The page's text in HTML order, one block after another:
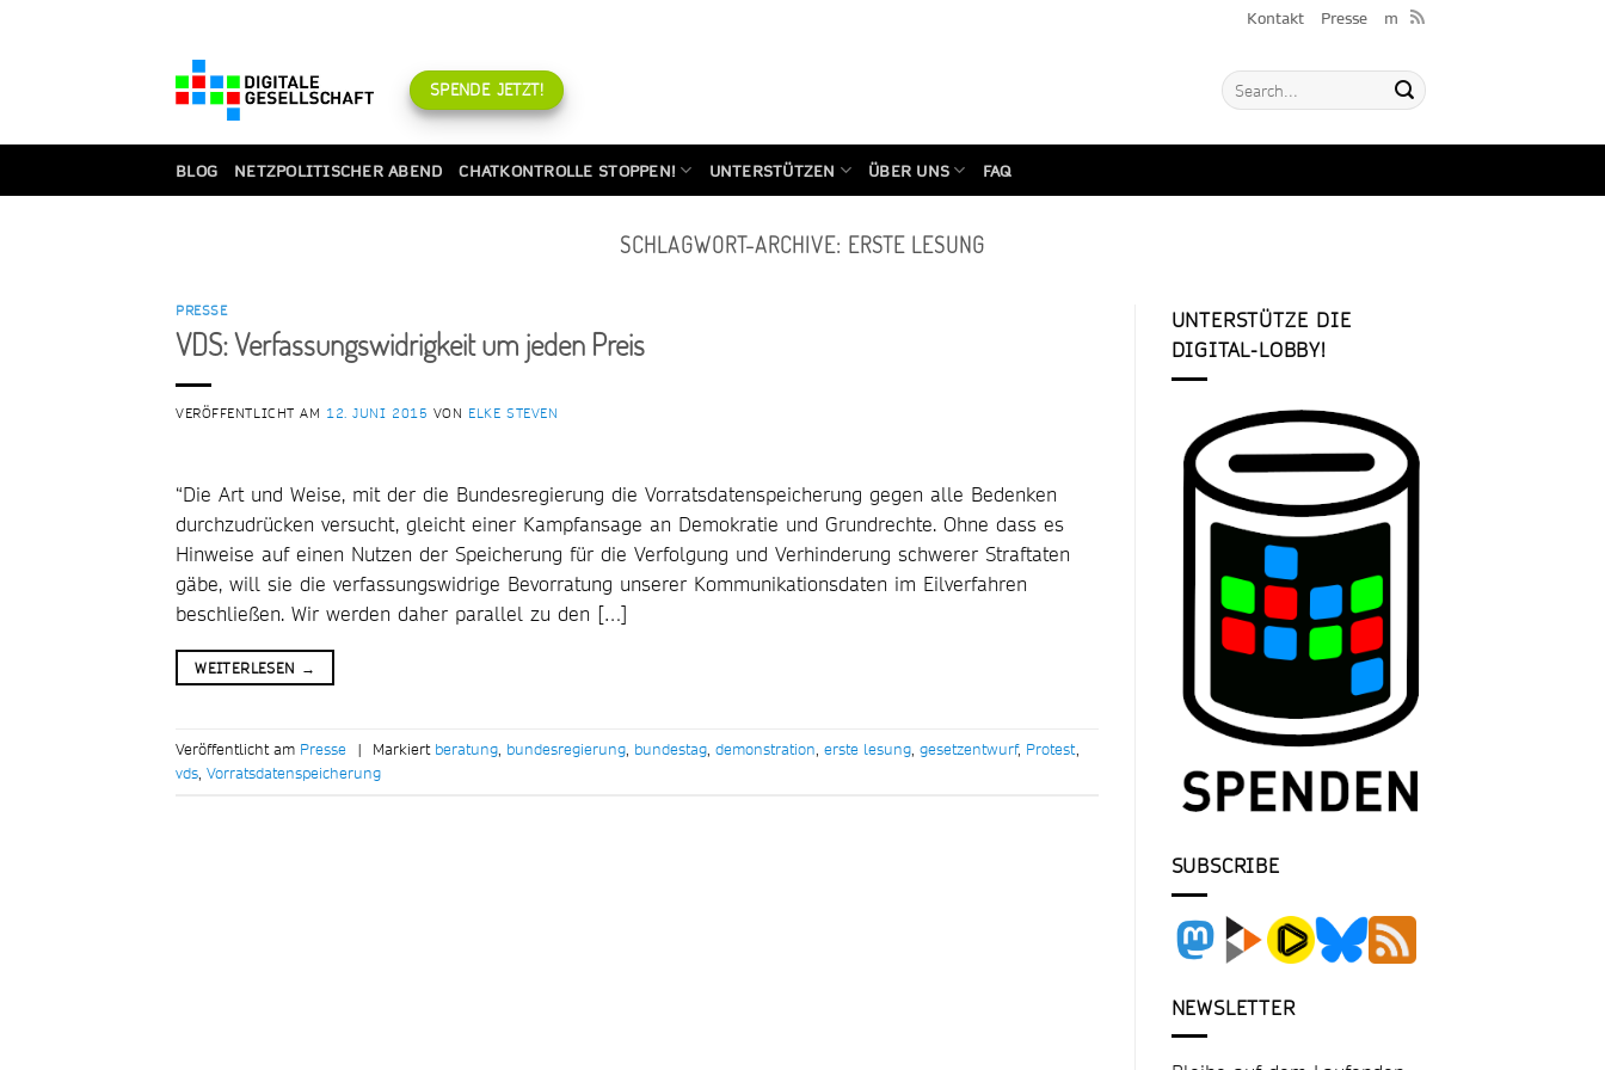
Kontakt Presse m
SPENDE JETZT!
BLOG NETZPOLITISCHER ABEND CHATKONTROLLE STOPPEN! UNTERSTÜTZEN ÜBER UNS FAQ
SCHLAGWORT-ARCHIVE: ERSTE LESUNG
PRESSE
VDS: Verfassungswidrigkeit um jeden Preis
VERÖFFENTLICHT AM 12. JUNI 2015 VON ELKE STEVEN
“Die Art und Weise, mit der die Bundesregierung die Vorratsdatenspeicherung gegen alle Bedenken
durchzudrücken versucht, gleicht einer Kampfansage an Demokratie und Grundrechte. Ohne dass es
Hinweise auf einen Nutzen der Speicherung für die Verfolgung und Verhinderung schwerer Straftaten
gäbe, will sie die verfassungswidrige Bevorratung unserer Kommunikationsdaten im Eilverfahren
beschließen. Wir werden daher parallel zu den […]
WEITERLESEN →
Veröffentlicht am Presse | Markiert beratung, bundesregierung, bundestag, demonstration, erste lesung, gesetzentwurf, Protest,
vds, Vorratsdatenspeicherung
UNTERSTÜTZE DIE
DIGITAL-LOBBY!
SUBSCRIBE
NEWSLETTER